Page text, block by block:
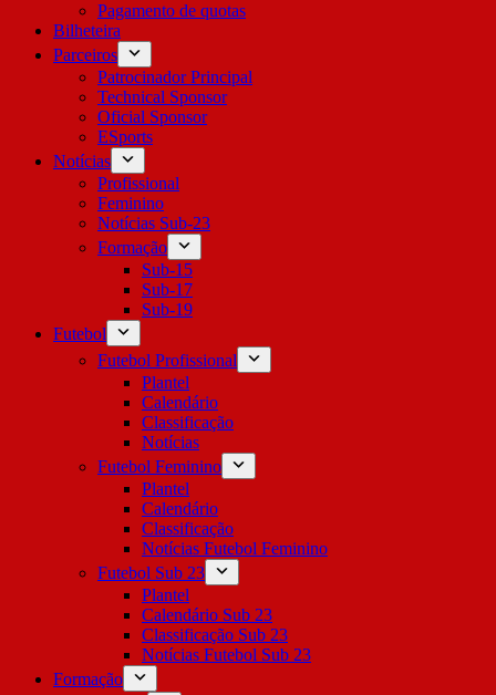
Pagamento de quotas
Bilheteira
Parceiros
Patrocinador Principal
Technical Sponsor
Oficial Sponsor
ESports
Notícias
Profissional
Feminino
Notícias Sub-23
Formação
Sub-15
Sub-17
Sub-19
Futebol
Futebol Profissional
Plantel
Calendário
Classificação
Notícias
Futebol Feminino
Plantel
Calendário
Classificação
Notícias Futebol Feminino
Futebol Sub 23
Plantel
Calendário Sub 23
Classificação Sub 23
Notícias Futebol Sub 23
Formação